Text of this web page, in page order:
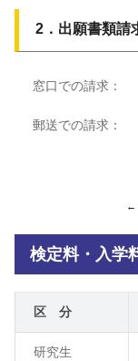
2．出願書類請
窓口での請求：
郵送での請求：
検定料・入学
区 分
研究生